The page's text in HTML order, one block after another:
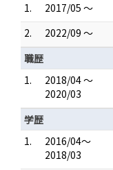
1.
2017/05 ～
2.
2022/09 ～
職歴
1.
2018/04 ～
2020/03
学歴
1.
2016/04～
2018/03